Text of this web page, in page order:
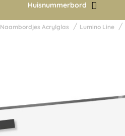
Huisnummerbord
Naambordjes Acrylglas Lumino Line